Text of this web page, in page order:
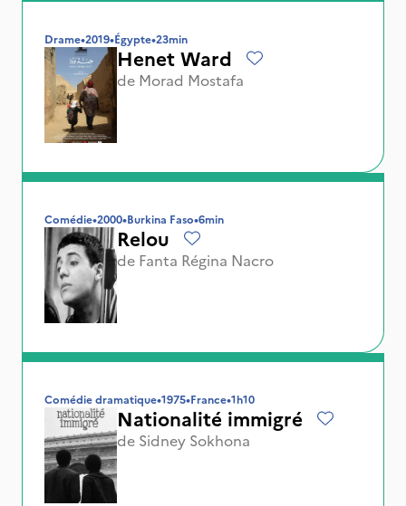
Drame•2019•Égypte•23min
Henet Ward
de Morad Mostafa
Comédie•2000•Burkina Faso•6min
Relou
de Fanta Régina Nacro
Comédie dramatique•1975•France•1h10
Nationalité immigré
de Sidney Sokhona